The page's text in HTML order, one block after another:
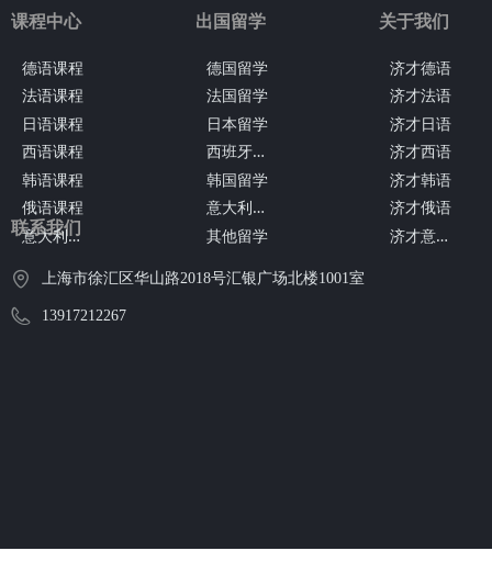
课程中心
德语课程
法语课程
日语课程
西语课程
韩语课程
俄语课程
意
大利语课程
德国留学
法国留学
日本留学
西
班牙留学
韩国留学
意
大利留学
其他留学
出国留学
济才德语
济才法语
济才日语
济才西语
济才韩语
济才俄语
济
才意大利语
关于我们
联系我们
上海市徐汇区华山路2018号汇银广场北楼1001室
13917212267